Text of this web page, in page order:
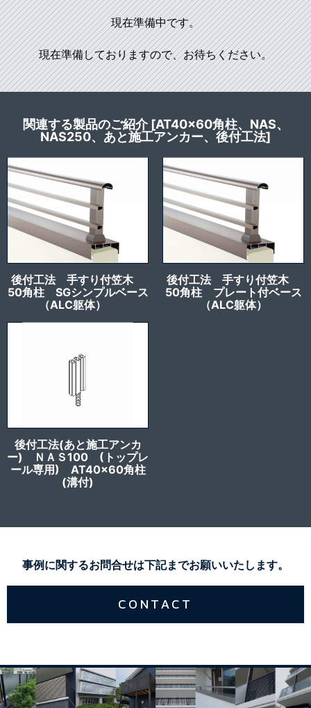
現在準備中です。
現在準備しておりますので、お待ちください。
関連する製品のご紹介 [AT40x60角柱、NAS、
NAS250、あと施工アンカー、後付工法]
後付工法 手すり付笠木
50角柱 SGシンプルベース
（ALC躯体）
後付工法 手すり付笠木
50角柱 プレート付ベース
（ALC躯体）
後付工法(あと施工アンカ
ー) ＮＡＳ100 (トップレ
ール専用) AT40x60角柱
(溝付)
事例に関するお問合せは下記までお願いいたします。
CONTACT